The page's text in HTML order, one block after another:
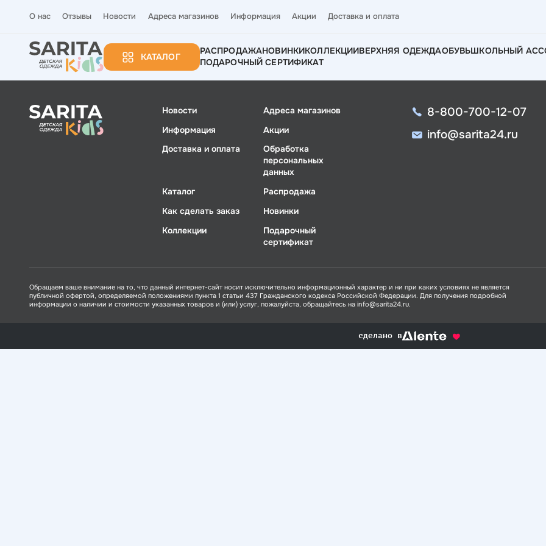
О нас Отзывы Новости Адреса магазинов Информация Акции Доставка и оплата
КАТАЛОГ
РАСПРОДАЖАНОВИНКИКОЛЛЕКЦИИВЕРХНЯЯ ОДЕЖДАОБУВЬШКОЛЬНЫЙ
ПОДАРОЧНЫЙ СЕРТИФИКАТ
Новости
Адреса магазинов
Информация
Акции
Доставка и оплата
Обработка
персональных
данных
Каталог
Распродажа
Как сделать заказ
Новинки
Коллекции
Подарочный
сертификат
8-800-700-12-07
info@sarita24.ru
Обращаем ваше внимание на то, что данный интернет-сайт носит исключительно информационный характер и ни при каких условиях не является
публичной офертой, определяемой положениями пункта 1 статьи 437 Гражданского кодекса Российской Федерации. Для получения подробной
информации о наличии и стоимости указанных товаров и (или) услуг, пожалуйста, обращайтесь на info@sarita24.ru.
сделано в alente